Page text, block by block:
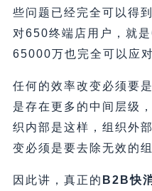
些问题已经完全可以得
对650终端店用户，就
65000万也完全可以应对
任何的效率改变必须要
是存在更多的中间层级
织内部是这样，组织外
变必须是要去除无效的
因此讲，真正的 B2B快